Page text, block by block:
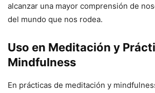
alcanzar una mayor comprensión de
del mundo que nos rodea.
Uso en Meditación y
Mindfulness
En prácticas de meditación y